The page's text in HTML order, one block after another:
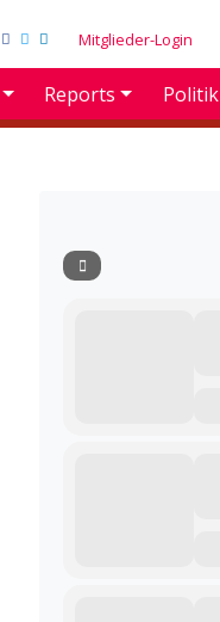
Mitglieder-Login
Reports Politik